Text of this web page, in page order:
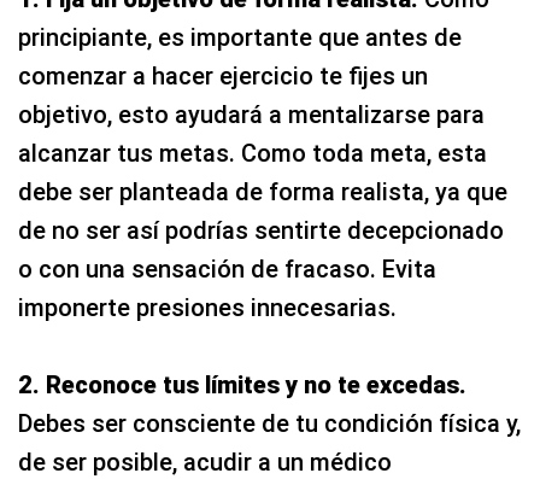
principiante, es importante que antes de
comenzar a hacer ejercicio te fijes un
objetivo, esto ayudará a mentalizarse para
alcanzar tus metas. Como toda meta, esta
debe ser planteada de forma realista, ya que
de no ser así podrías sentirte decepcionado
o con una sensación de fracaso. Evita
imponerte presiones innecesarias.
2. Reconoce tus límites y no te excedas.
Debes ser consciente de tu condición física y,
de ser posible, acudir a un médico